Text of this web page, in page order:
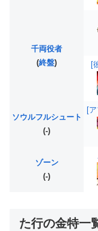
千両役者
(終盤)
[
ソウルフルシュート
(-)
[
ゾーン
(-)
た行の金特一